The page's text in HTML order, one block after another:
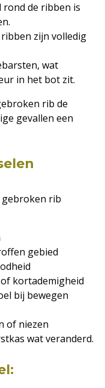
rond de ribben is
zijn volledig
wat
in het bot zit.
rib de
gevallen een
gebroken rib
gebied
kortademigheid
bij bewegen
of niezen
wat veranderd.